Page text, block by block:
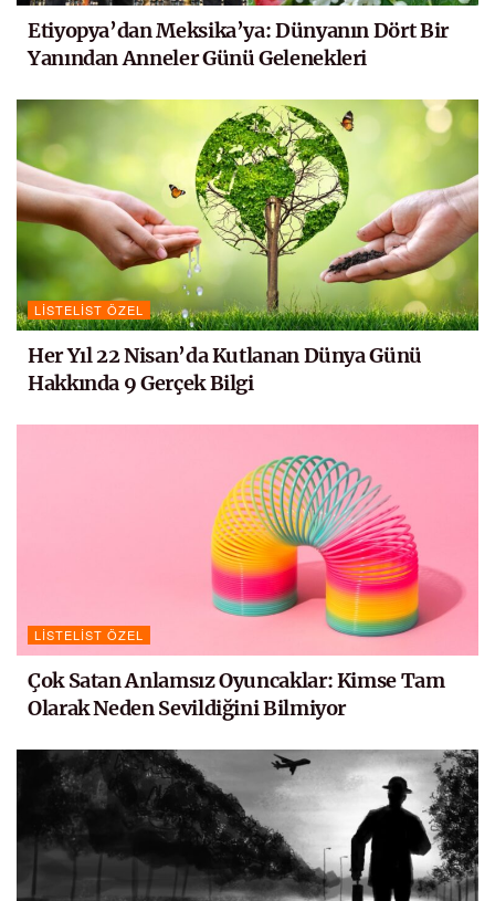
Etiyopya’dan Meksika’ya: Dünyanın Dört Bir
Yanından Anneler Günü Gelenekleri
LISTELIST ÖZEL
Her Yıl 22 Nisan’da Kutlanan Dünya Günü
Hakkında 9 Gerçek Bilgi
LISTELIST ÖZEL
Çok Satan Anlamsız Oyuncaklar: Kimse Tam
Olarak Neden Sevildiğini Bilmiyor